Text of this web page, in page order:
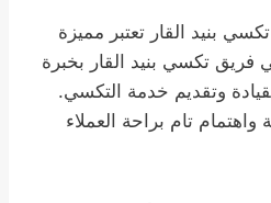
بنيد القار تعتبر مميزة
فريق تكسي بنيد القار بخبرة
وتقديم خدمة التكسي.
تام براحة العملاء